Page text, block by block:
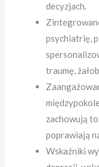
decyzjach.
psychiatrię,
traumę,
zachowują
poprawiają
Wskaźniki